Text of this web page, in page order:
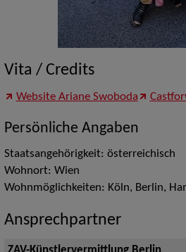
Vita / Credits
Website Ariane Swoboda
Persönliche Angaben
Staatsangehörigkeit: österreichisch
Wohnort: Wien
Wohnmöglichkeiten: Köln, Berlin,
Ansprechpartner